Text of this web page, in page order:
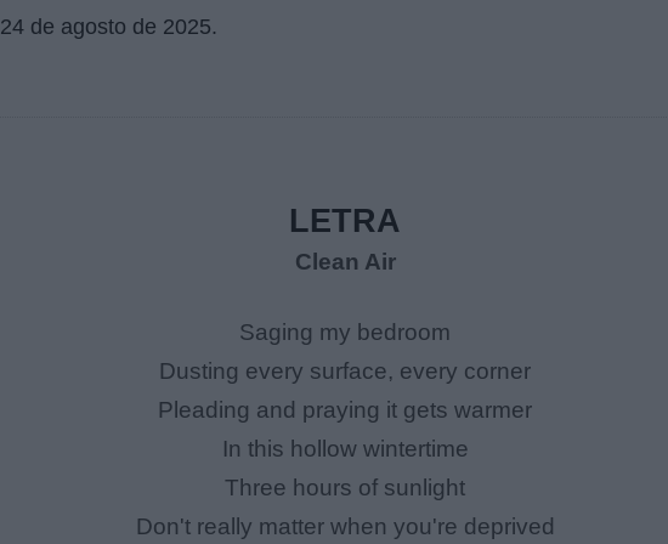
24 de agosto de 2025.
LETRA
Clean Air
Saging my bedroom
Dusting every surface, every corner
Pleading and praying it gets warmer
In this hollow wintertime
Three hours of sunlight
Don't really matter when you're deprived